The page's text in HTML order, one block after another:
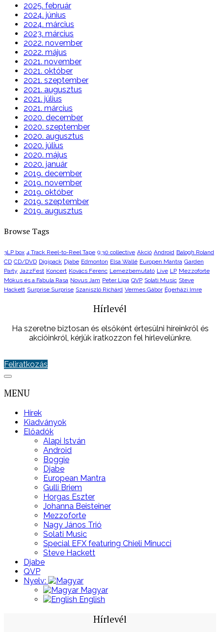
2025. február
2024. június
2024. március
2023. március
2022. november
2022. május
2021. november
2021. október
2021. szeptember
2021. augusztus
2021. július
2021. március
2020. december
2020. szeptember
2020. augusztus
2020. július
2020. május
2020. január
2019. december
2019. november
2019. október
2019. szeptember
2019. augusztus
Browse Tags
3LP box 4 Track Reel-to-Reel Tape 9:30 collective Akció Android Balogh Roland
CD CD/DVD Digipack Djabe Edmonton Elsa Wallé Europen Mantra Garden
Party JazzFest Koncert Kovács Ferenc Lemezbemutató Live LP Mezzoforte
Mókus és a Fabula Rasa Novus Jam Peter Lipa QVP Solati Music Steve
Hackett Surprise Surprise Szaniszló Richárd Vermes Gábor Égerházi Imre
Hírlevél
Ha szeretne biztosan és elsőként értesülni híreinkről és
akcióinkról, kérjük iratkozzon fel hírlevelünkre.
Feliratkozás
MENU
Hírek
Kiadványok
Előadók
Alapi István
Android
Boggie
Djabe
European Mantra
Gulli Briem
Horgas Eszter
Johanna Beisteiner
Mezzoforte
Nagy János Trió
Solati Music
Special EFX featuring Chieli Minucci
Steve Hackett
Djabe
QVP
Nyelv:
Magyar
English
Hírlevél